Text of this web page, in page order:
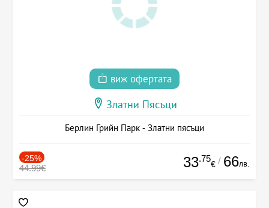
виж офертата
Златни Пясъци
Берлин Грийн Парк - Златни пясъци
-25%
44.99€ 33.75
€ / 66лв.